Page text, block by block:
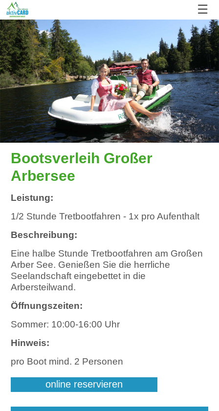
☰
Bootsverleih Großer
Arbersee
Leistung:
1/2 Stunde Tretbootfahren - 1x pro Aufenthalt
Beschreibung:
Eine halbe Stunde Tretbootfahren am Großen
Arber See. Genießen Sie die herrliche
Seelandschaft eingebettet in die
Arbersteilwand.
Öffnungszeiten:
Sommer: 10:00-16:00 Uhr
Hinweis:
pro Boot mind. 2 Personen
online reservieren